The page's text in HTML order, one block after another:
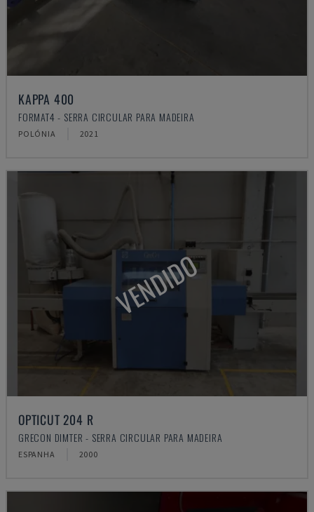
KAPPA 400
FORMAT4 - SERRA CIRCULAR PARA MADEIRA
POLÓNIA 2021
VENDIDO
OPTICUT 204 R
GRECON DIMTER - SERRA CIRCULAR PARA MADEIRA
ESPANHA 2000